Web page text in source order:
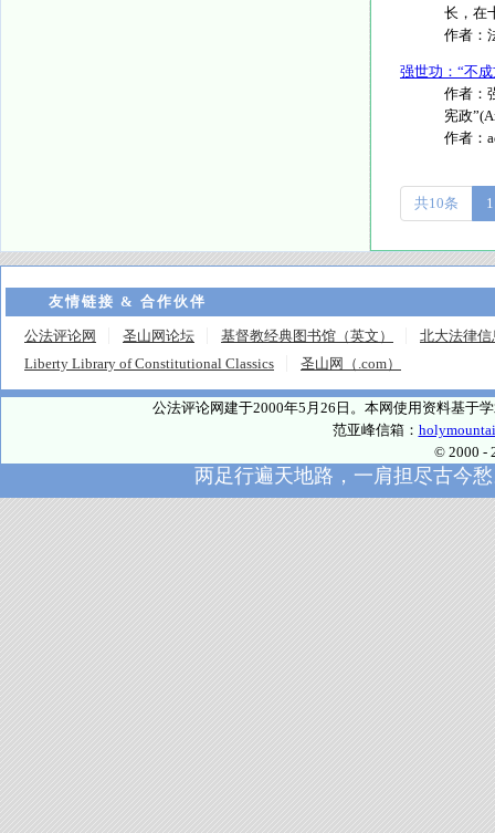
长，在
作者：
强世功：“不
作者：
宪政
作者：
共10条 1
友情链接 & 合作伙伴
公法评论网 圣山网论坛 基督教经典图书馆（英文）
北大法律信
Liberty Library of Constitutional Classics
圣山网（.com）
公法评论网建于2000年5月26日。本网使用资料基于
范亚峰信箱：
© 2000 -
两足行遍天地路，一肩担尽古今